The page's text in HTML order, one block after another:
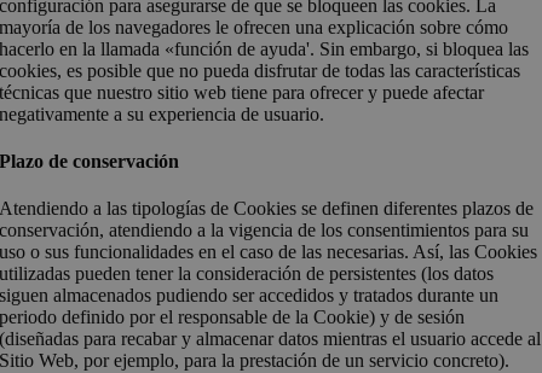
configuración para asegurarse de que se bloqueen las cookies. La
mayoría de los navegadores le ofrecen una explicación sobre cómo
hacerlo en la llamada «función de ayuda'. Sin embargo, si bloquea las
cookies, es posible que no pueda disfrutar de todas las características
técnicas que nuestro sitio web tiene para ofrecer y puede afectar
negativamente a su experiencia de usuario.
Plazo de conservación
Atendiendo a las tipologías de Cookies se definen diferentes plazos de
conservación, atendiendo a la vigencia de los consentimientos para su
uso o sus funcionalidades en el caso de las necesarias. Así, las Cookies
utilizadas pueden tener la consideración de persistentes (los datos
siguen almacenados pudiendo ser accedidos y tratados durante un
periodo definido por el responsable de la Cookie) y de sesión
(diseñadas para recabar y almacenar datos mientras el usuario accede al
Sitio Web, por ejemplo, para la prestación de un servicio concreto).